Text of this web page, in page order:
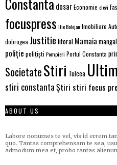
dosarEconomie elevi
focuspress Ilie Bolojan Imobiliare
dobrogea Justitie litoral Mamaia
poliție polițiști Pompieri Portul Constanta
SocietateStiri Tulcea
stiri constantaȘtiri stiri focus
ABOUT US
Labore nonumes te vel, vis id errem
quo. Tantas comprehensam te sea,
admodum mea et, probo tantas